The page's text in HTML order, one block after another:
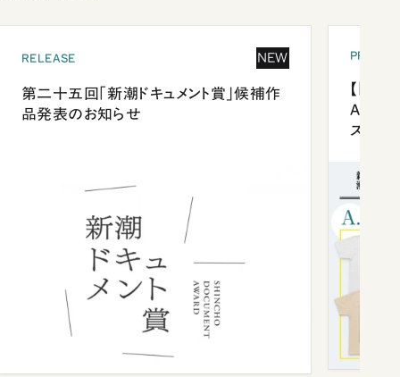
RELEASE NEW
第二十五回「新潮ドキュメント賞」候補作
品発表のお知らせ
【「新
ズプレ